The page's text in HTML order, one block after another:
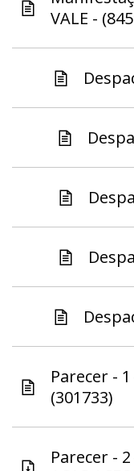
VALE -
Parecer -
(301733)
Parecer -